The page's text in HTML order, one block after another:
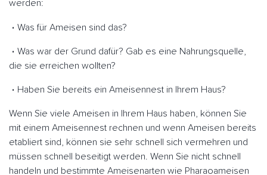
werden:
Was für Ameisen sind das?
Was war der Grund dafür? Gab es eine Nahrungsquelle,
die sie erreichen wollten?
Haben Sie bereits ein Ameisennest in Ihrem Haus?
Wenn Sie viele Ameisen in Ihrem Haus haben, können Sie
mit einem Ameisennest rechnen und wenn Ameisen bereits
etabliert sind, können sie sehr schnell sich vermehren und
müssen schnell beseitigt werden. Wenn Sie nicht schnell
handeln und bestimmte Ameisenarten wie Pharaoameisen